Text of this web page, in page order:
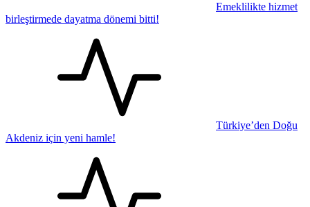
Emeklilikte hizmet
birleştirmede dayatma dönemi bitti!
Türkiye’den Doğu
Akdeniz için yeni hamle!